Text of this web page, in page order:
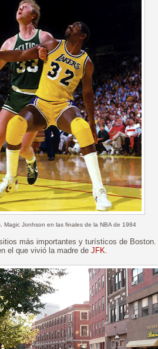
Magic Jonhson en las finales de la NBA de 1984
más importantes y turísticos de Boston.
el que vivió la madre de JFK